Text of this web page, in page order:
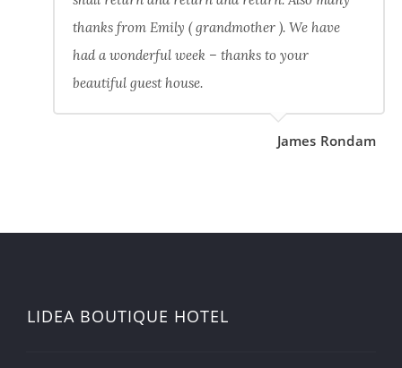
thanks from Emily ( grandmother ). We have
had a wonderful week – thanks to your
beautiful guest house.
James Rondam
LIDEA BOUTIQUE HOTEL